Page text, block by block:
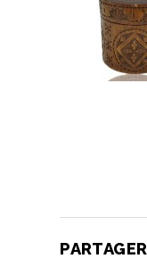
PARTAGER